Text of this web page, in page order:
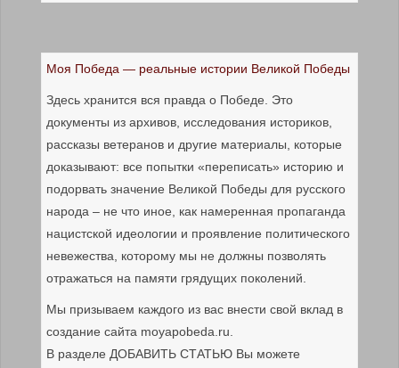
Моя Победа — реальные истории Великой Победы
Здесь хранится вся правда о Победе. Это
документы из архивов, исследования историков,
рассказы ветеранов и другие материалы, которые
доказывают: все попытки «переписать» историю и
подорвать значение Великой Победы для русского
народа – не что иное, как намеренная пропаганда
нацистской идеологии и проявление политического
невежества, которому мы не должны позволять
отражаться на памяти грядущих поколений.
Мы призываем каждого из вас внести свой вклад в
создание сайта moyapobeda.ru.
В разделе ДОБАВИТЬ СТАТЬЮ Вы можете